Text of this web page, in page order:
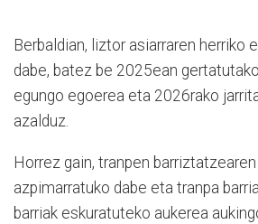
Berbaldian, liztor asiarraren herriko
dabe, batez be 2025ean
egungo egoerea eta 2026rako
azalduz.
Horrez gain, tranpen
azpimarratuko dabe eta tranpa
barriak eskuratuteko aukerea